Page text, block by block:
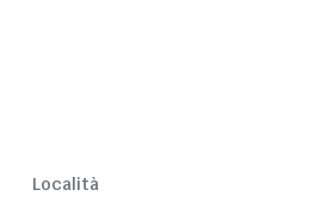
Località